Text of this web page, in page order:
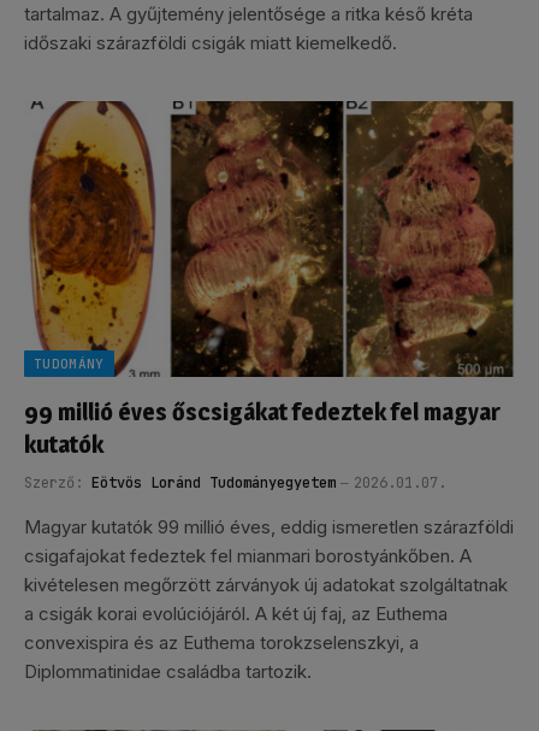
tartalmaz. A gyűjtemény jelentősége a ritka késő kréta
időszaki szárazföldi csigák miatt kiemelkedő.
TUDOMÁNY
99 millió éves őscsigákat fedeztek fel magyar
kutatók
Szerző: Eötvös Loránd Tudományegyetem 2026.01.07.
Magyar kutatók 99 millió éves, eddig ismeretlen szárazföldi
csigafajokat fedeztek fel mianmari borostyánkőben. A
kivételesen megőrzött zárványok új adatokat szolgáltatnak
a csigák korai evolúciójáról. A két új faj, az Euthema
convexispira és az Euthema torokzselenszkyi, a
Diplommatinidae családba tartozik.